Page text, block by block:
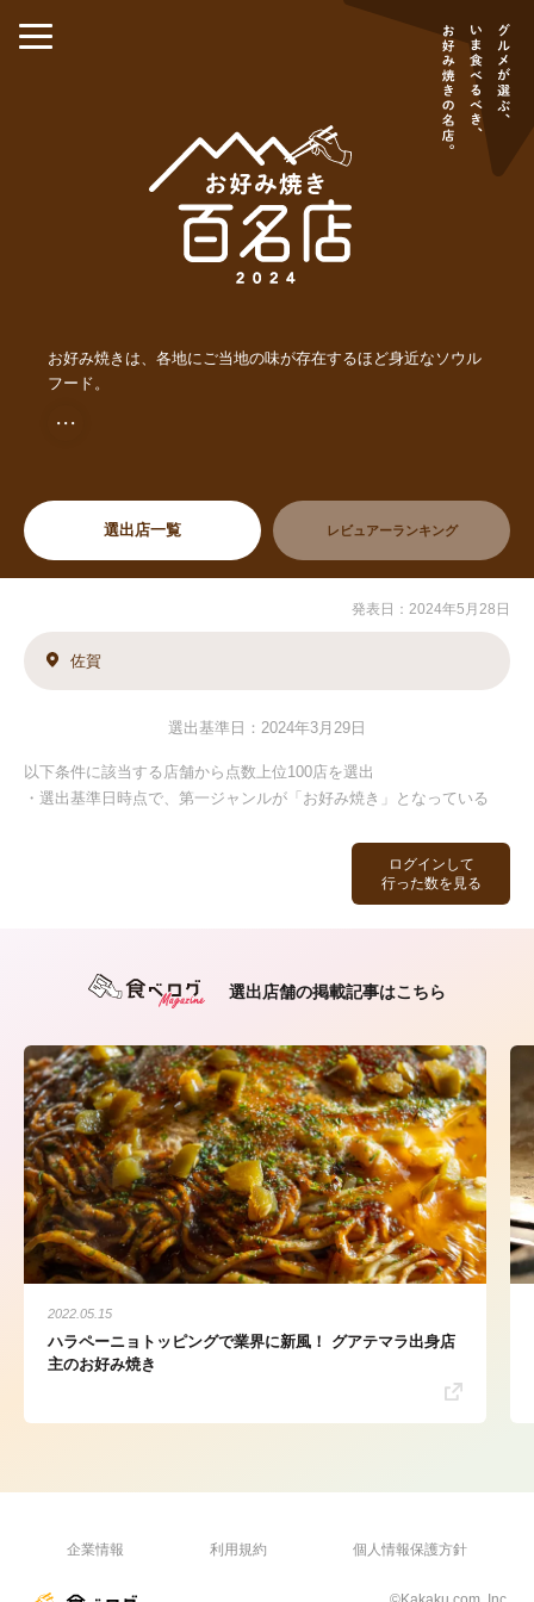
お好み焼きは、各地にご当地の味が存在するほど身近なソウル
フード。
・・・
選出店一覧 レビュアーランキング
ログインして
行った数を見る
発表日：2024年5月28日
佐賀
選出基準日：2024年3月29日
以下条件に該当する店舗から点数上位100店を選出
・選出基準日時点で、第一ジャンルが「お好み焼き」となっている
選出店舗の掲載記事はこちら
2022.05.15
ハラペーニョトッピングで業界に新風！ グアテマラ出身店
主のお好み焼き
企業情報 利用規約 個人情報保護方針